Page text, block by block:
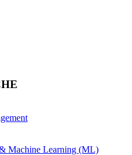
Machine Learning (ML)